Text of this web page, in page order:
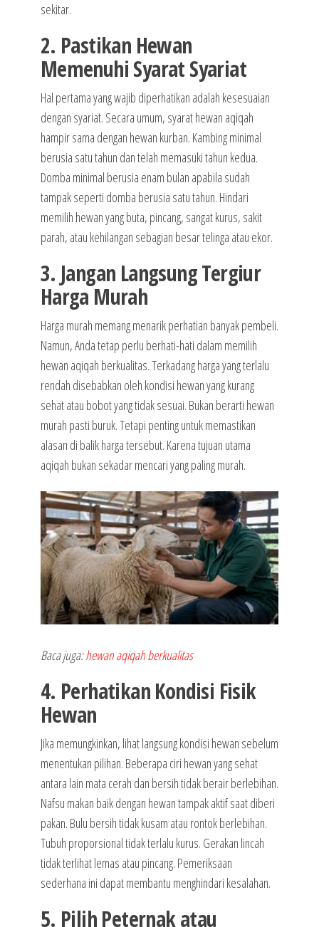
sekitar.
2. Pastikan Hewan
Memenuhi Syarat Syariat
Hal pertama yang wajib diperhatikan adalah kesesuaian
dengan syariat. Secara umum, syarat hewan aqiqah
hampir sama dengan hewan kurban. Kambing minimal
berusia satu tahun dan telah memasuki tahun kedua.
Domba minimal berusia enam bulan apabila sudah
tampak seperti domba berusia satu tahun. Hindari
memilih hewan yang buta, pincang, sangat kurus, sakit
parah, atau kehilangan sebagian besar telinga atau ekor.
3. Jangan Langsung Tergiur
Harga Murah
Harga murah memang menarik perhatian banyak pembeli.
Namun, Anda tetap perlu berhati-hati dalam memilih
hewan aqiqah berkualitas. Terkadang harga yang terlalu
rendah disebabkan oleh kondisi hewan yang kurang
sehat atau bobot yang tidak sesuai. Bukan berarti hewan
murah pasti buruk. Tetapi penting untuk memastikan
alasan di balik harga tersebut. Karena tujuan utama
aqiqah bukan sekadar mencari yang paling murah.
Baca juga:hewan aqiqah berkualitas
4. Perhatikan Kondisi Fisik
Hewan
Jika memungkinkan, lihat langsung kondisi hewan sebelum
menentukan pilihan. Beberapa ciri hewan yang sehat
antara lain mata cerah dan bersih tidak berair berlebihan.
Nafsu makan baik dengan hewan tampak aktif saat diberi
pakan. Bulu bersih tidak kusam atau rontok berlebihan.
Tubuh proporsional tidak terlalu kurus. Gerakan lincah
tidak terlihat lemas atau pincang. Pemeriksaan
sederhana ini dapat membantu menghindari kesalahan.
5. Pilih Peternak atau